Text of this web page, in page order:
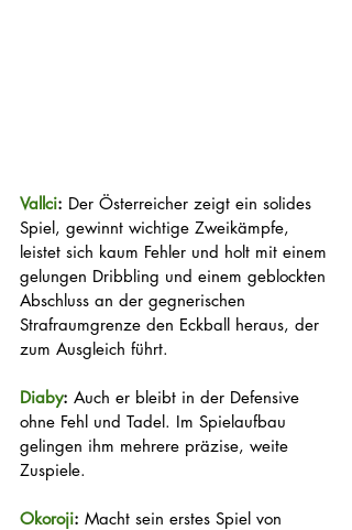
Vallci: Der Österreicher zeigt ein solides
Spiel, gewinnt wichtige Zweikämpfe,
leistet sich kaum Fehler und holt mit einem
gelungen Dribbling und einem geblockten
Abschluss an der gegnerischen
Strafraumgrenze den Eckball heraus, der
zum Ausgleich führt.
Diaby: Auch er bleibt in der Defensive
ohne Fehl und Tadel. Im Spielaufbau
gelingen ihm mehrere präzise, weite
Zuspiele.
Okoroji: Macht sein erstes Spiel von